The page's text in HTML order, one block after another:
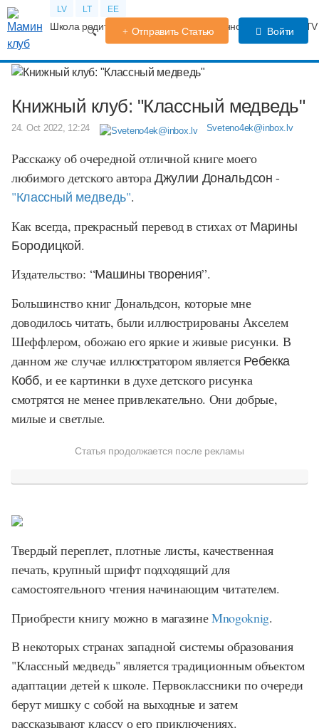
LV LT EE
Школа родителей Календарь беременности Форум
Отправить Статью Войти
Книжный клуб: "Классный медведь"
24. Oct 2022, 12:24 Sveteno4ek@inbox.lv
Расскажу об очередной отличной книге моего
любимого детского автораДжулии Дональдсон -
"Классный медведь".
Как всегда, прекрасный перевод в стихах от Марины
Бородицкой.
Издательство: “Машины творения”.
Большинство книг Дональдсон, которые мне
доводилось читать, были иллюстрированы Акселем
Шеффлером, обожаю его яркие и живые рисунки. В
данном же случае иллюстратором является Ребекка
Кобб, и ее картинки в духе детского рисунка
смотрятся не менее привлекательно. Они добрые,
милые и светлые.
Статья продолжается после рекламы
Твердый переплет, плотные листы, качественная
печать, крупный шрифт подходящий для
самостоятельного чтения начинающим читателем.
Приобрести книгу можно в магазинеMnogoknig.
В некоторых странах западной системы образования
"Классный медведь" является традиционным объектом
адаптации детей к школе. Первоклассники по очереди
берут мишку с собой на выходные и затем
рассказывают классу о его приключениях.